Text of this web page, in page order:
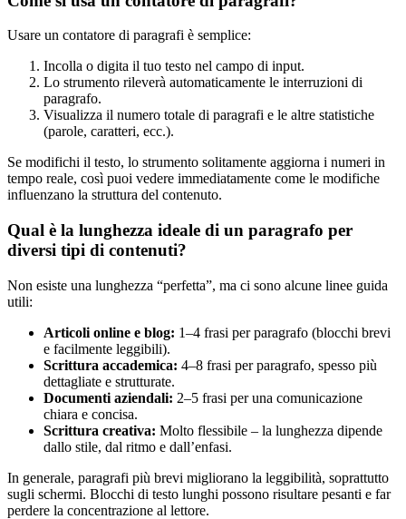
Usare un contatore di paragrafi è semplice:
Incolla o digita il tuo testo nel campo di input.
Lo strumento rileverà automaticamente le interruzioni di
paragrafo.
Visualizza il numero totale di paragrafi e le altre statistiche
(parole, caratteri, ecc.).
Se modifichi il testo, lo strumento solitamente aggiorna i numeri in
tempo reale, così puoi vedere immediatamente come le modifiche
influenzano la struttura del contenuto.
Qual è la lunghezza ideale di un paragrafo per
diversi tipi di contenuti?
Non esiste una lunghezza “perfetta”, ma ci sono alcune linee guida
utili:
Articoli online e blog: 1–4 frasi per paragrafo (blocchi brevi
e facilmente leggibili).
Scrittura accademica: 4–8 frasi per paragrafo, spesso più
dettagliate e strutturate.
Documenti aziendali: 2–5 frasi per una comunicazione
chiara e concisa.
Scrittura creativa: Molto flessibile – la lunghezza dipende
dallo stile, dal ritmo e dall’enfasi.
In generale, paragrafi più brevi migliorano la leggibilità, soprattutto
sugli schermi. Blocchi di testo lunghi possono risultare pesanti e far
perdere la concentrazione al lettore.